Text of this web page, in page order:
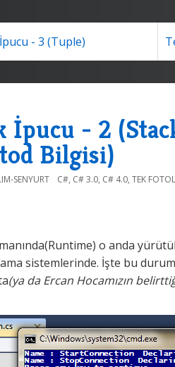
- 3 (Tuple)
İpucu - 2
Bilgisi)
SENYURT C#, C# 3.0, C# 4.0, TEK
o anda
sistemlerinde. İşte bu
(ya da Ercan Hocamızın